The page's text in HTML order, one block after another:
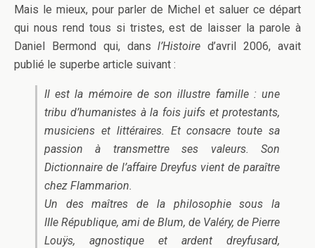
Mais le mieux, pour parler de Michel et saluer ce départ
qui nous rend tous si tristes, est de laisser la parole à
Daniel Bermond qui, dansl’Histoired’avril 2006, avait
publié le superbe article suivant :
Il est la mémoire de son illustre famille : une
tribu d’humanistes à la fois juifs et protestants,
musiciens et littéraires. Et consacre toute sa
passion à transmettre ses valeurs. Son
Dictionnaire de l’affaire Dreyfus vient de paraître
chez Flammarion.
Un des maîtres de la philosophie sous la
IIIe République, ami de Blum, de Valéry, de Pierre
Louÿs, agnostique et ardent dreyfusard,